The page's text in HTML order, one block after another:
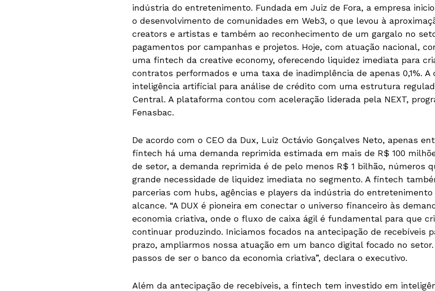
indústria do entretenimento. Fundada em Juiz de Fora, a empresa
o desenvolvimento de comunidades em Web3, o que levou à
creators e artistas e também ao reconhecimento de um gargalo no
pagamentos por campanhas e projetos. Hoje, com atuação nacional,
uma fintech da creative economy, oferecendo liquidez imediata para
contratos performados e uma taxa de inadimplência de apenas 0,1%. A
inteligência artificial para análise de crédito com uma estrutura
Central. A plataforma contou com aceleração liderada pela NEXT,
Fenasbac.
De acordo com o CEO da Dux, Luiz Octávio Gonçalves Neto, apenas
fintech há uma demanda reprimida estimada em mais de R$ 100
de setor, a demanda reprimida é de pelo menos R$ 1 bilhão, números
grande necessidade de liquidez imediata no segmento. A fintech
parcerias com hubs, agências e players da indústria do
alcance. “A DUX é pioneira em conectar o universo financeiro às
economia criativa, onde o fluxo de caixa ágil é fundamental para que
continuar produzindo. Iniciamos focados na antecipação de recebíveis
prazo, ampliarmos nossa atuação em um banco digital focado no
passos de ser o banco da economia criativa”, declara o executivo.
Além da antecipação de recebíveis, a fintech tem investido em